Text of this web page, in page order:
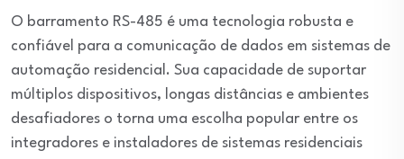
O barramento RS-485 é uma tecnologia robusta e
confiável para a comunicação de dados em sistemas de
automação residencial. Sua capacidade de suportar
múltiplos dispositivos, longas distâncias e ambientes
desafiadores o torna uma escolha popular entre os
integradores e instaladores de sistemas residenciais